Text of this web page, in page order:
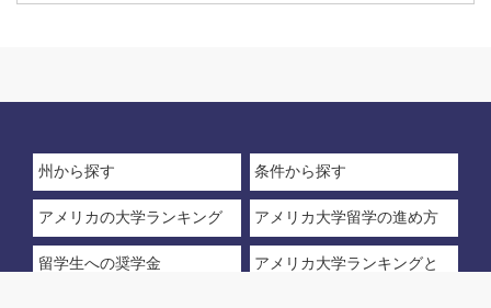
州から探す 条件から探す
アメリカの大学ランキング アメリカ大学留学の進め方
留学生への奨学金
アメリカ大学ランキングと